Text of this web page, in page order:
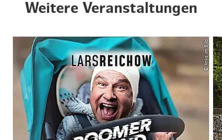
Weitere Veranstaltungen
© links im Bild